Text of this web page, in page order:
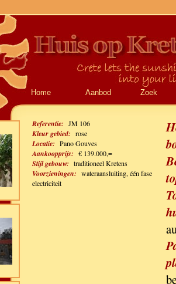
Home Aanbod Zoek
Referentie: JM 106
Kleur gebied: rose
Locatie: Pano Gouves
Aankoopprijs: € 139.000,=
Stijl gebouw: traditioneel Kretens
Voorzieningen: wateraansluiting, één fase
electriciteit